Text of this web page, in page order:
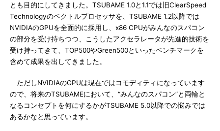
とも目的にしてきました。TSUBAME 1.0と1.1では旧ClearSpeed
Technologyのベクトルプロセッサを、TSUBAME 1.2以降では
NVIDIAのGPUを全面的に採用し、x86 CPUがみんなのスパコン
の部分を受け持ちつつ、こうしたアクセラレータが先進的技術を
受け持ってきて、TOP500やGreen500といったベンチマークを
含めて成果を出してきました。
ただしNVIDIAのGPUは現在ではコモディティになっています
ので、将来のTSUBAMEにおいて、“みんなのスパコン”と両輪と
なるコンセプトを何にするかがTSUBAME 5.0以降での悩みでは
あるかなと思っています。